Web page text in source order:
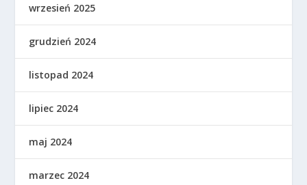
wrzesień 2025
grudzień 2024
listopad 2024
lipiec 2024
maj 2024
marzec 2024